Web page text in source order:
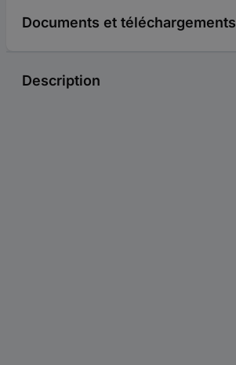
Documents et téléchargements
Description